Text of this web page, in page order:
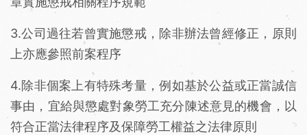
3.公司過往若曾實施懲戒，除非辦法曾經修正，原則
上亦應參照前案程序
4.除非個案上有特殊考量，例如基於公益或正當誠信
事由，宜給與懲處對象勞工充分陳述意見的機會，以
符合正當法律程序及保障勞工權益之法律原則